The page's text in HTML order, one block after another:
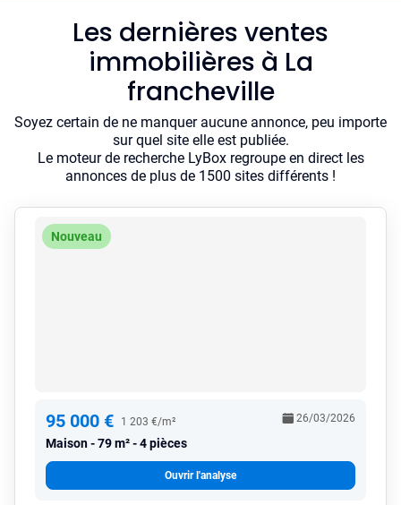
Les dernières ventes
immobilières à La
francheville
Soyez certain de ne manquer aucune annonce, peu importe
sur quel site elle est publiée.
Le moteur de recherche LyBox regroupe en direct les
annonces de plus de 1500 sites différents !
Nouveau
95 000 € 1 203 €/m²
Maison 79 m² - 4 pièces
26/03/2026
Ouvrir l'analyse